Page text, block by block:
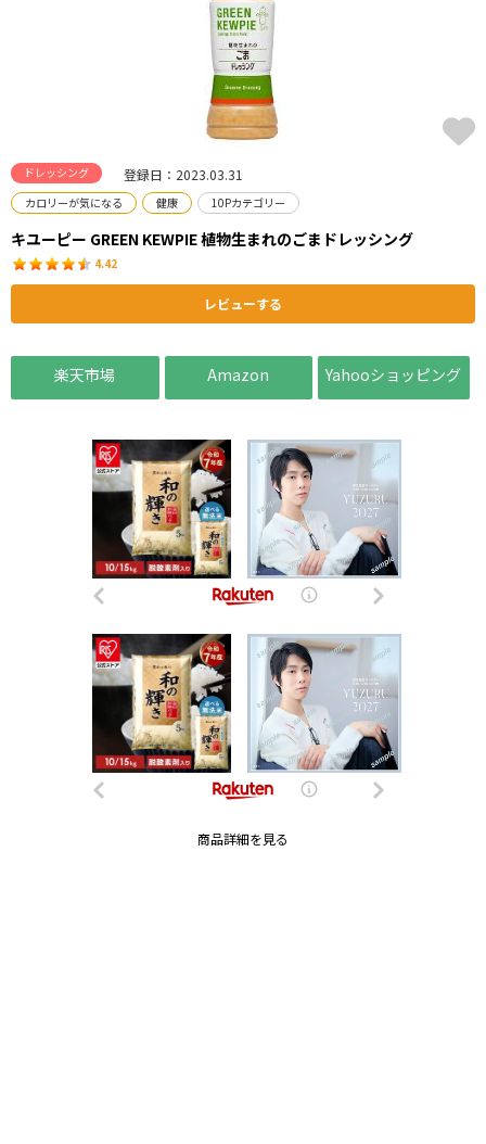
ドレッシング 登録日：2023.03.31
カロリーが気になる 健康 10Pカテゴリー
キユーピー GREEN KEWPIE 植物生まれのごまドレッシング
4.42
レビューする
楽天市場 Amazon Yahooショッピング
商品詳細を見る